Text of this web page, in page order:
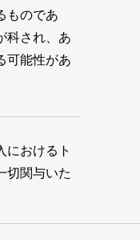
ものであ
科され、あ
可能性があ
におけるト
切関与いた